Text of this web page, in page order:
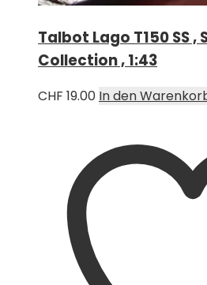
Talbot Lago T150 SS ,
Collection , 1:43
CHF 19.00 In den